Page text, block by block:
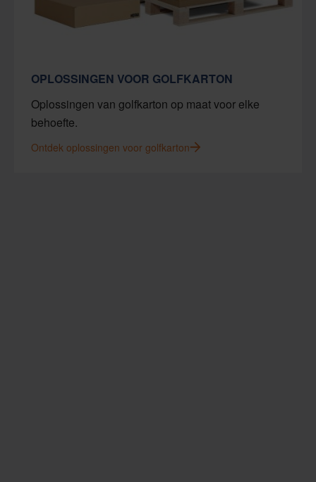
OPLOSSINGEN VOOR GOLFKARTON
Oplossingen van golfkarton op maat voor elke
behoefte.
Ontdek oplossingen voor golfkarton